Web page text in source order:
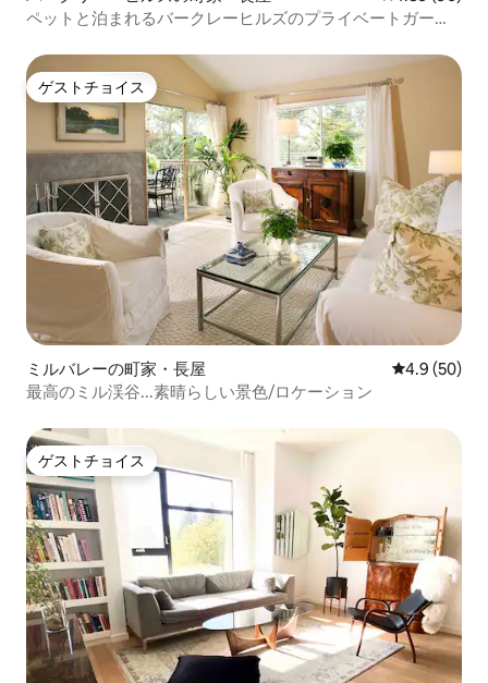
ペットと泊まれるバークレーヒルズのプライベートガーデ
ゲストチョイス
ゲストチョイス
ミルバレーの町家・長屋 レビュー50
4.9 (50)
最高のミル渓谷...素晴らしい景色/ロケーション
ゲストチョイス
ゲストチョイス